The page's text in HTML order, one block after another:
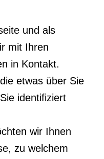
und als
mit Ihren
in Kontakt.
etwas über Sie
identifiziert
wir Ihnen
zu welchem